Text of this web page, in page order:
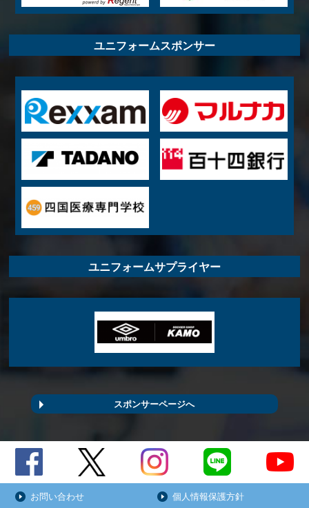
ユニフォームスポンサー
ユニフォームサプライヤー
スポンサーページへ
お問い合わせ 個人情報保護方針